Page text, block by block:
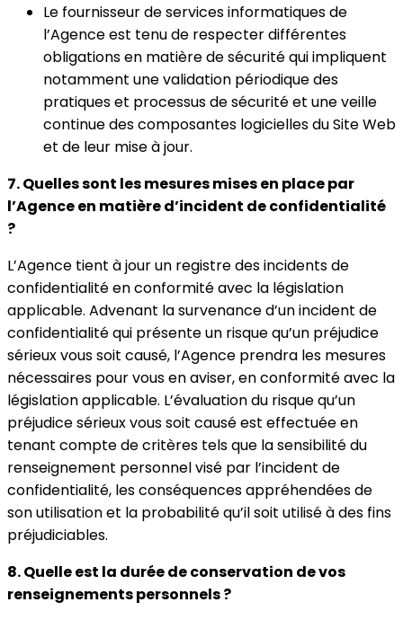
Le fournisseur de services informatiques de
l’Agence est tenu de respecter différentes
obligations en matière de sécurité qui impliquent
notamment une validation périodique des
pratiques et processus de sécurité et une veille
continue des composantes logicielles du Site Web
et de leur mise à jour.
7. Quelles sont les mesures mises en place par
l’Agence en matière d’incident de confidentialité
?
L’Agence tient à jour un registre des incidents de
confidentialité en conformité avec la législation
applicable. Advenant la survenance d’un incident de
confidentialité qui présente un risque qu’un préjudice
sérieux vous soit causé, l’Agence prendra les mesures
nécessaires pour vous en aviser, en conformité avec la
législation applicable. L’évaluation du risque qu’un
préjudice sérieux vous soit causé est effectuée en
tenant compte de critères tels que la sensibilité du
renseignement personnel visé par l’incident de
confidentialité, les conséquences appréhendées de
son utilisation et la probabilité qu’il soit utilisé à des fins
préjudiciables.
8. Quelle est la durée de conservation de vos
renseignements personnels ?